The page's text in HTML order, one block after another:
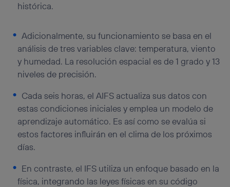
histórica.
Adicionalmente, su funcionamiento se basa en el
análisis de tres variables clave: temperatura, viento
y humedad. La resolución espacial es de 1 grado y 13
niveles de precisión.
Cada seis horas, el AIFS actualiza sus datos con
estas condiciones iniciales y emplea un modelo de
aprendizaje automático. Es así como se evalúa si
estos factores influirán en el clima de los próximos
días.
En contraste, el IFS utiliza un enfoque basado en la
física, integrando las leyes físicas en su código